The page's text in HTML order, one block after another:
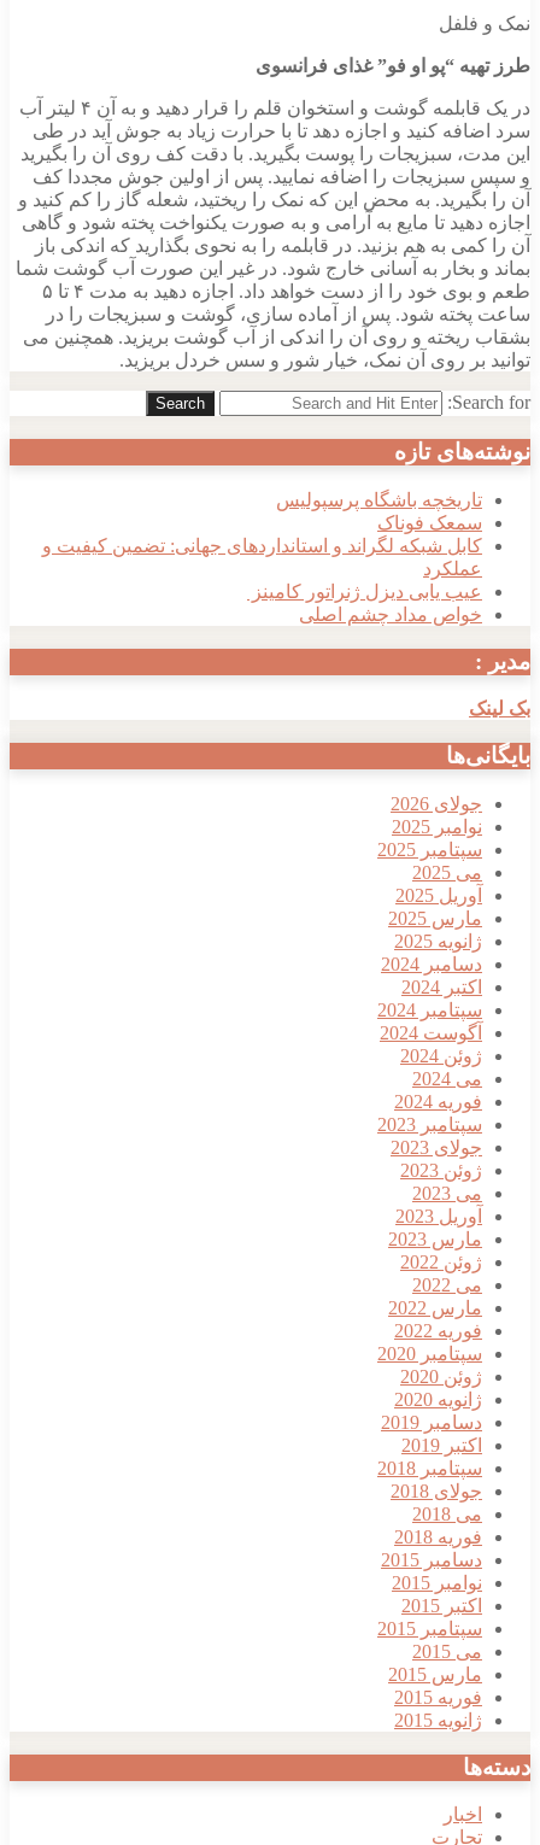
نمک و فلفل
طرز تهیه “پو او فو” غذای فرانسوی
در یک قابلمه گوشت و استخوان قلم را قرار دهید و به آن ۴ لیتر آب
سرد اضافه کنید و اجازه دهد تا با حرارت زیاد به جوش آید در طی
این مدت، سبزیجات را پوست بگیرید. با دقت کف روی آن را بگیرید
و سپس سبزیجات را اضافه نمایید. پس از اولین جوش مجددا کف
آن را بگیرید. به محض این که نمک را ریختید، شعله گاز را کم کنید و
اجازه دهید تا مایع به آرامی و به صورت یکنواخت پخته شود و گاهی
آن را کمی به هم بزنید. در قابلمه را به نحوی بگذارید که اندکی باز
بماند و بخار به آسانی خارج شود. در غیر این صورت آب گوشت شما
طعم و بوی خود را از دست خواهد داد. اجازه دهید به مدت ۴ تا ۵
ساعت پخته شود. پس از آماده سازی، گوشت و سبزیجات را در
بشقاب ریخته و روی آن را اندکی از آب گوشت بریزید. همچنین می
توانید بر روی آن نمک، خیار شور و سس خردل بریزید.
Search for:
Search
نوشته‌های تازه
تاریخچه باشگاه پرسپولیس
سمعک فوناک
کابل شبکه لگراند و استانداردهای جهانی: تضمین کیفیت و
عملکرد
عیب یابی دیزل ژنراتور کامینز
خواص مداد چشم اصلی
مدیر :
بک لینک
بایگانی‌ها
جولای 2026
نوامبر 2025
سپتامبر 2025
می 2025
آوریل 2025
مارس 2025
ژانویه 2025
دسامبر 2024
اکتبر 2024
سپتامبر 2024
آگوست 2024
ژوئن 2024
می 2024
فوریه 2024
سپتامبر 2023
جولای 2023
ژوئن 2023
می 2023
آوریل 2023
مارس 2023
ژوئن 2022
می 2022
مارس 2022
فوریه 2022
سپتامبر 2020
ژوئن 2020
ژانویه 2020
دسامبر 2019
اکتبر 2019
سپتامبر 2018
جولای 2018
می 2018
فوریه 2018
دسامبر 2015
نوامبر 2015
اکتبر 2015
سپتامبر 2015
می 2015
مارس 2015
فوریه 2015
ژانویه 2015
دسته‌ها
اخبار
تجارت